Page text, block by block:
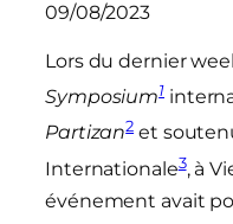
09/08/2023
Lors du dernier
Symposium1
Partizan2et
Internationale3, à
événement avait